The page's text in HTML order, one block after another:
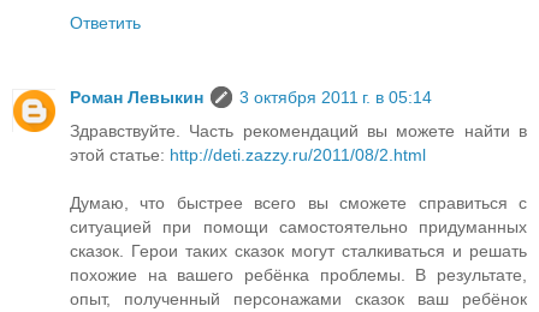
Ответить
Роман Левыкин
3 октября 2011 г. в 05:14
Здравствуйте. Часть рекомендаций вы можете найти в
этой статье: http://deti.zazzy.ru/2011/08/2.html
Думаю, что быстрее всего вы сможете справиться с
ситуацией при помощи самостоятельно придуманных
сказок. Герои таких сказок могут сталкиваться и решать
похожие на вашего ребёнка проблемы. В результате,
опыт, полученный персонажами сказок ваш ребёнок